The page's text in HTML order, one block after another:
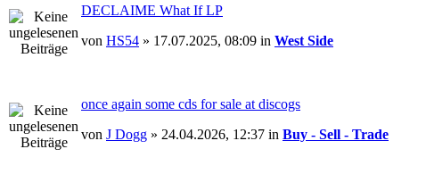
DECLAIME What If LP
von HS54 » 17.07.2025, 08:09 in West Side
once again some cds for sale at discogs
von J Dogg » 24.04.2026, 12:37 in Buy - Sell - Trade